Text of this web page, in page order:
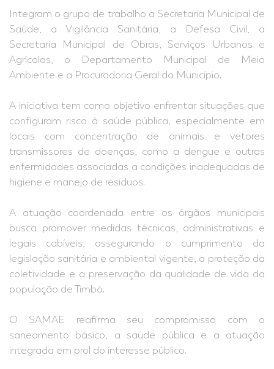
Integram o grupo de trabalho a Secretaria Municipal de
Saúde, a Vigilância Sanitária, a Defesa Civil, a
Secretaria Municipal de Obras, Serviços Urbanos e
Agrícolas, o Departamento Municipal de Meio
Ambiente e a Procuradoria Geral do Município.
A iniciativa tem como objetivo enfrentar situações que
configuram risco à saúde pública, especialmente em
locais com concentração de animais e vetores
transmissores de doenças, como a dengue e outras
enfermidades associadas a condições inadequadas de
higiene e manejo de resíduos.
A atuação coordenada entre os órgãos municipais
busca promover medidas técnicas, administrativas e
legais cabíveis, assegurando o cumprimento da
legislação sanitária e ambiental vigente, a proteção da
coletividade e a preservação da qualidade de vida da
população de Timbó.
O SAMAE reafirma seu compromisso com o
saneamento básico, a saúde pública e a atuação
integrada em prol do interesse público.